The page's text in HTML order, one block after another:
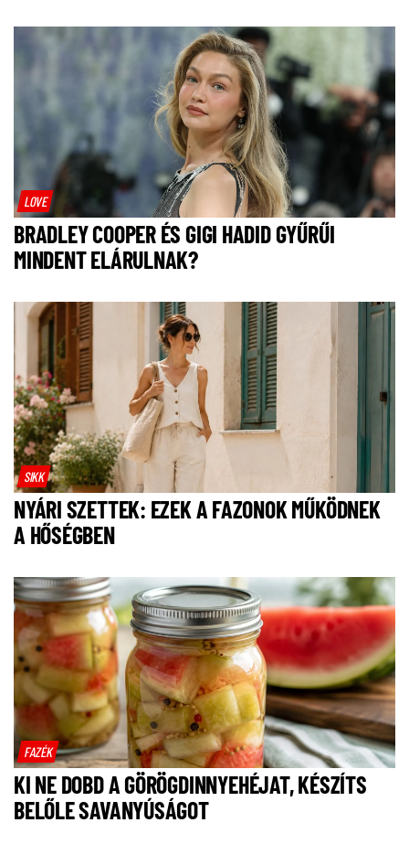
LOVE
BRADLEY COOPER ÉS GIGI HADID GYŰRŰI
MINDENT ELÁRULNAK?
SIKK
NYÁRI SZETTEK: EZEK A FAZONOK MŰKÖDNEK
A HŐSÉGBEN
FAZÉK
KI NE DOBD A GÖRÖGDINNYEHÉJAT, KÉSZÍTS
BELŐLE SAVANYÚSÁGOT